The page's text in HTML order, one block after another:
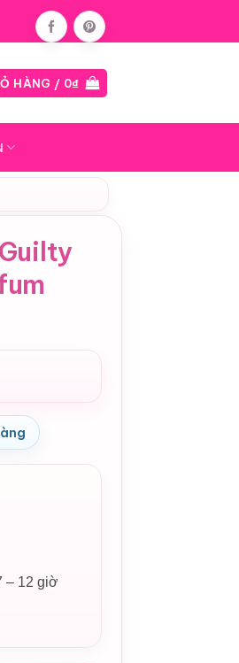
HÀNG / 0₫
– 12 giờ